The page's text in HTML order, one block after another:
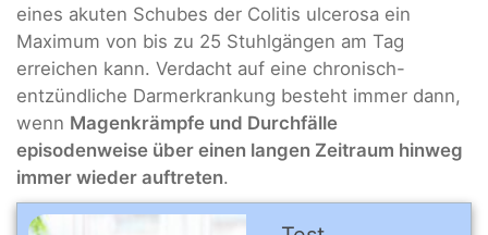
eines akuten Schubes der Colitis ulcerosa ein
Maximum von bis zu 25 Stuhlgängen am Tag
erreichen kann. Verdacht auf eine chronisch-
entzündliche Darmerkrankung besteht immer dann,
wenn Magenkrämpfe und Durchfälle
episodenweise über einen langen Zeitraum hinweg
immer wieder auftreten.